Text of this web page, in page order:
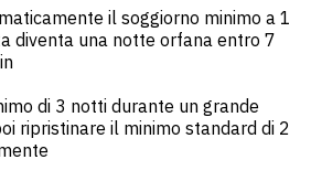
il soggiorno minimo a 1
diventa una notte orfana entro 7
di 3 notti durante un grande
ripristinare il minimo standard di 2